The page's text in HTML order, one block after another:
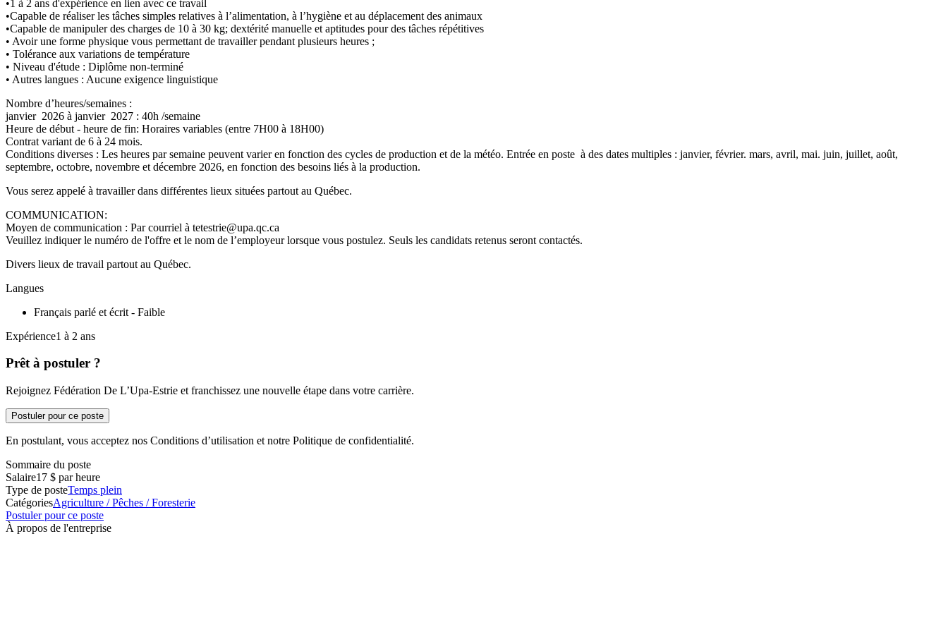
•1 à 2 ans d'expérience en lien avec ce travail
•Capable de réaliser les tâches simples relatives à l’alimentation, à l’hygiène et au déplacement des animaux
•Capable de manipuler des charges de 10 à 30 kg; dextérité manuelle et aptitudes pour des tâches répétitives
• Avoir une forme physique vous permettant de travailler pendant plusieurs heures ;
• Tolérance aux variations de température
• Niveau d'étude : Diplôme non-terminé
• Autres langues : Aucune exigence linguistique
Nombre d’heures/semaines :
janvier 2026 à janvier 2027 : 40h /semaine
Heure de début - heure de fin: Horaires variables (entre 7H00 à 18H00)
Contrat variant de 6 à 24 mois.
Conditions diverses : Les heures par semaine peuvent varier en fonction des cycles de production et de la météo. Entrée en poste à des dates multiples : janvier, février. mars, avril, mai. juin, juillet, août,
septembre, octobre, novembre et décembre 2026, en fonction des besoins liés à la production.
Vous serez appelé à travailler dans différentes lieux situées partout au Québec.
COMMUNICATION:
Moyen de communication : Par courriel à tetestrie@upa.qc.ca
Veuillez indiquer le numéro de l'offre et le nom de l’employeur lorsque vous postulez. Seuls les candidats retenus seront contactés.
Divers lieux de travail partout au Québec.
Langues
Français parlé et écrit - Faible
Expérience1 à 2 ans
Prêt à postuler ?
Rejoignez Fédération De L’Upa-Estrie et franchissez une nouvelle étape dans votre carrière.
Postuler pour ce poste
En postulant, vous acceptez nos Conditions d’utilisation et notre Politique de confidentialité.
Sommaire du poste
Salaire17 $ par heure
Type de posteTemps plein
CatégoriesAgriculture / Pêches / Foresterie
Postuler pour ce poste
À propos de l'entreprise